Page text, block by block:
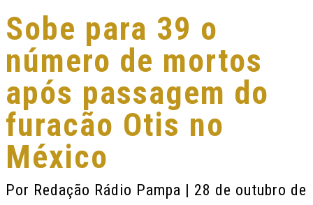
Sobe para 39 o
número de mortos
após passagem do
furacão Otis no
México
Por Redação Rádio Pampa | 28 de outubro de